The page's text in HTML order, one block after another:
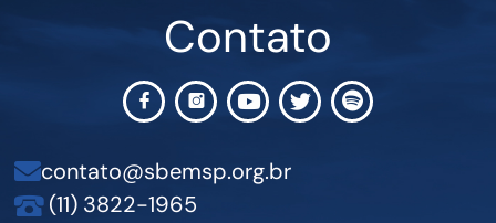
Contato
contato@sbemsp.org.br
(11) 3822-1965